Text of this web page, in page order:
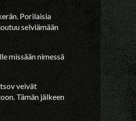
Porilaisia
selviämään
missään nimessä
veivät
Tämän jälkeen